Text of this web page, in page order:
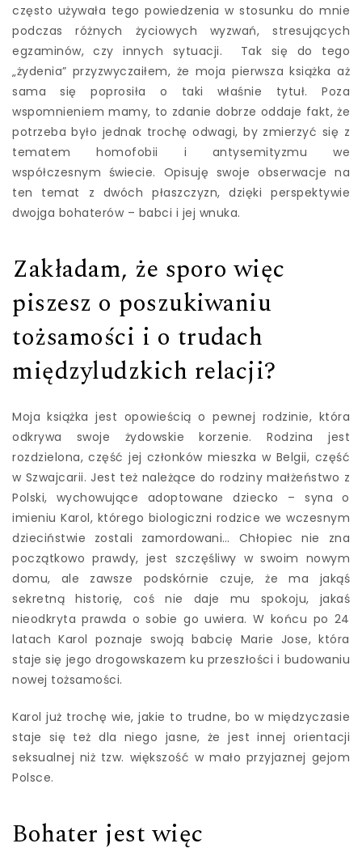
często używała tego powiedzenia w stosunku do mnie
podczas różnych życiowych wyzwań, stresujących
egzaminów, czy innych sytuacji. Tak się do tego
„żydenia” przyzwyczaiłem, że moja pierwsza książka aż
sama się poprosiła o taki właśnie tytuł. Poza
wspomnieniem mamy, to zdanie dobrze oddaje fakt, że
potrzeba było jednak trochę odwagi, by zmierzyć się z
tematem homofobii i antysemityzmu we
współczesnym świecie. Opisuję swoje obserwacje na
ten temat z dwóch płaszczyzn, dzięki perspektywie
dwojga bohaterów – babci i jej wnuka.
Zakładam, że sporo więc
piszesz o poszukiwaniu
tożsamości i o trudach
międzyludzkich relacji?
Moja książka jest opowieścią o pewnej rodzinie, która
odkrywa swoje żydowskie korzenie. Rodzina jest
rozdzielona, część jej członków mieszka w Belgii, część
w Szwajcarii. Jest też należące do rodziny małżeństwo z
Polski, wychowujące adoptowane dziecko – syna o
imieniu Karol, którego biologiczni rodzice we wczesnym
dzieciństwie zostali zamordowani… Chłopiec nie zna
początkowo prawdy, jest szczęśliwy w swoim nowym
domu, ale zawsze podskórnie czuje, że ma jakąś
sekretną historię, coś nie daje mu spokoju, jakaś
nieodkryta prawda o sobie go uwiera. W końcu po 24
latach Karol poznaje swoją babcię Marie Jose, która
staje się jego drogowskazem ku przeszłości i budowaniu
nowej tożsamości.
Karol już trochę wie, jakie to trudne, bo w międzyczasie
staje się też dla niego jasne, że jest innej orientacji
seksualnej niż tzw. większość w mało przyjaznej gejom
Polsce.
Bohater jest więc